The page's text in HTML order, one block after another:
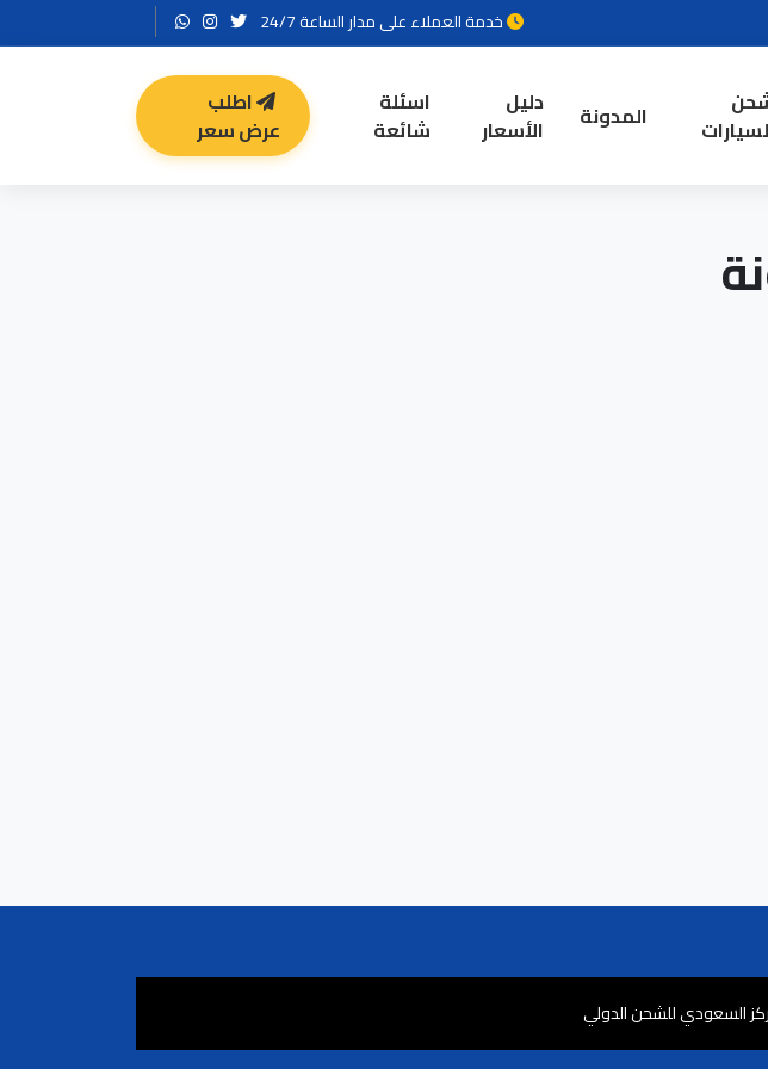
خدمة العملاء على مدار الساعة 24/7
المدونة
دليل
الأسعار
اسئلة
شائعة
اطلب
عرض سعر